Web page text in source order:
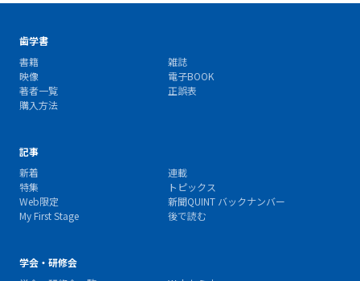
歯学書
書籍
雑誌
映像
電子BOOK
著者一覧
正誤表
購入方法
記事
新着
連載
特集
トピックス
Web限定
新聞QUINT バックナンバー
My First Stage
後で読む
学会・研修会